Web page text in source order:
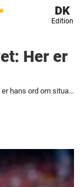
DK
Edition
Her er
Mathias Gidsel gik i gulvet: Her er hans ord om situationen